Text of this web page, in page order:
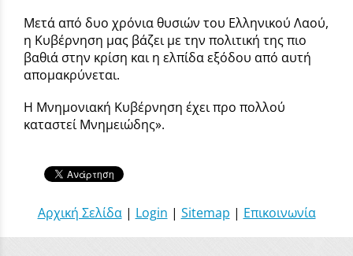
Μετά από δυο χρόνια θυσιών του Ελληνικού Λαού,
η Κυβέρνηση μας βάζει με την πολιτική της πιο
βαθιά στην κρίση και η ελπίδα εξόδου από αυτή
απομακρύνεται.
Η Μνημονιακή Κυβέρνηση έχει προ πολλού
καταστεί Μνημειώδης».
Αρχική Σελίδα| Login | Sitemap | Επικοινωνία